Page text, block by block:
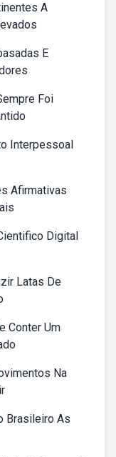
A
E
Foi
Interpessoal
Afirmativas
Digital
Latas De
Conter Um
Na
Brasileiro As